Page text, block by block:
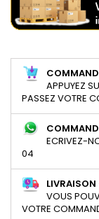
APPUYEZ
PASSEZ VOTRE
ECRIVEZ-
04
VOUS
VOTRE